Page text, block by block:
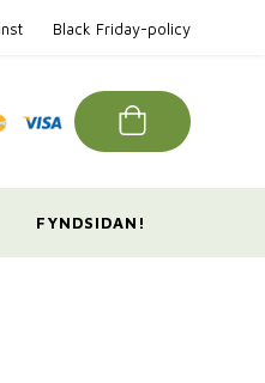
Black Friday-policy
FYNDSIDAN!